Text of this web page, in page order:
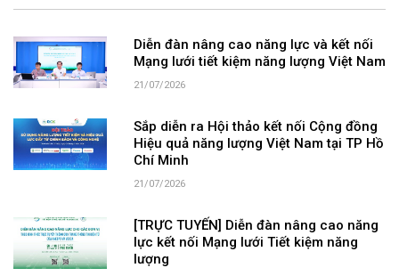
Diễn đàn nâng cao năng lực và kết nối
Mạng lưới tiết kiệm năng lượng Việt Nam
21/07/2026
Sắp diễn ra Hội thảo kết nối Cộng đồng
Hiệu quả năng lượng Việt Nam tại TP Hồ
Chí Minh
21/07/2026
[TRỰC TUYẾN] Diễn đàn nâng cao năng
lực kết nối Mạng lưới Tiết kiệm năng
lượng